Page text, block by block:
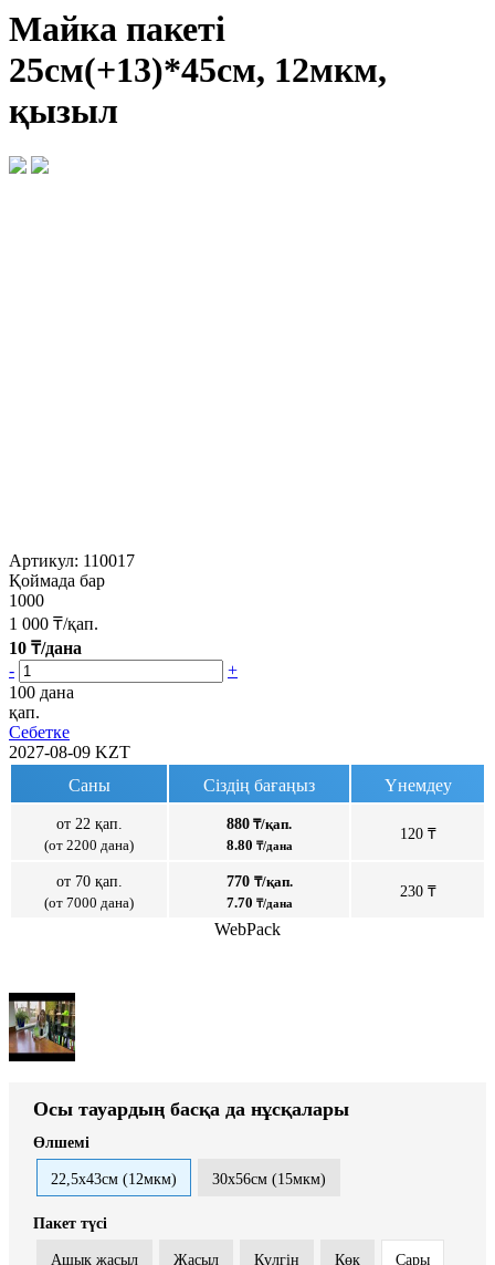
Майка пакеті
25см(+13)*45см, 12мкм,
қызыл
Артикул: 110017
Қоймада бар
1000
1 000 ₸/қап.
10 ₸/дана
-
+
100 дана
қап.
Себетке
2027-08-09 KZT
Саны
Сіздің бағаңыз Үнемдеу
от 22 қап.
(от 2200 дана)
880 ₸/қап.
8.80 ₸/дана
120 ₸
от 70 қап.
(от 7000 дана)
770 ₸/қап.
7.70 ₸/дана
230 ₸
WebPack
Осы тауардың басқа да нұсқалары
Өлшемі
22,5x43см (12мкм) 30x56см (15мкм)
Пакет түсі
Ашық жасыл Жасыл Күлгін Көк Сары